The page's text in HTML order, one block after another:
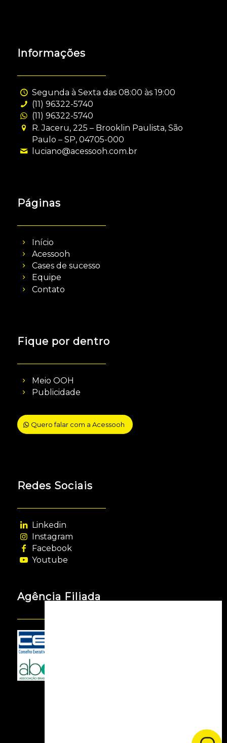
Informações
Segunda à Sexta das 08:00 às 19:00
(11) 96322-5740
(11) 96322-5740
R. Jaceru, 225 – Brooklin Paulista, São
Paulo – SP, 04705-000
luciano@acessooh.com.br
Páginas
Início
Acessooh
Cases de sucesso
Equipe
Contato
Fique por dentro
Meio OOH
Publicidade
Quero falar com a Acessooh
Redes Sociais
Linkedin
Instagram
Facebook
Youtube
Agência Filiada